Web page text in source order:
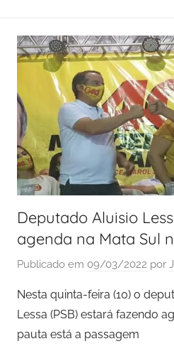
Deputado Aluisio
agenda na Mata Sul
Publicado em 09/03/2022 por
Nesta quinta-feira (10) o
Lessa (PSB) estará fazendo
pauta está a passagem